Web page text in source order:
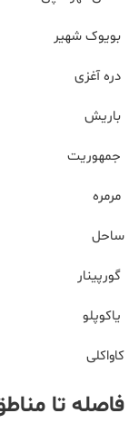
بویوک شهیر
دره آغزی
باریش
جمهوریت
مرمره
ساحل
گورپینار
یاکوپلو
کاواکلی
فاصله تا